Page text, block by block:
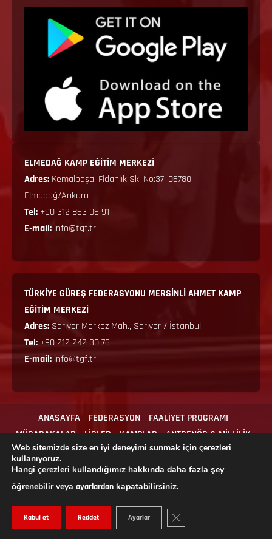
ELMEDAĞ KAMP EĞİTİM MERKEZİ
Adres: Kemalpaşa, Fidanlık Sk. No:37, 06780
Elmadağ/Ankara
Tel: +90 312 863 06 91
E-mail: info@tgf.tr
TÜRKİYE GÜREŞ FEDERASYONU MERSİNLİ AHMET KAMP
EĞİTİM MERKEZİ
Adres: Sarıyer Merkez Mah., Sarıyer / İstanbul
Tel: +90 212 242 30 76
E-mail: info@tgf.tr
ANASAYFA FEDERASYON
FAALİYET PROGRAMI
MÜSABAKALAR
LİGLER KAMPLAR
ANTRENÖR & MİLLİLİK
MEVZUAT
İLGİLİ FORMLAR İLETİŞİM
Copyright © 2024 Tüm hakları Türkiye Güreş Federasyonu'na aittir.
MoreNewsby AF themes.
Web sitemizde size en iyi deneyimi sunmak için çerezleri
kullanıyoruz.
Hangi çerezleri kullandığımız hakkında daha fazla şey
öğrenebilir veya ayarlardan kapatabilirsiniz.
Kabul et Reddet Ayarlar GDPR ÇEREZ ŞERIDINI